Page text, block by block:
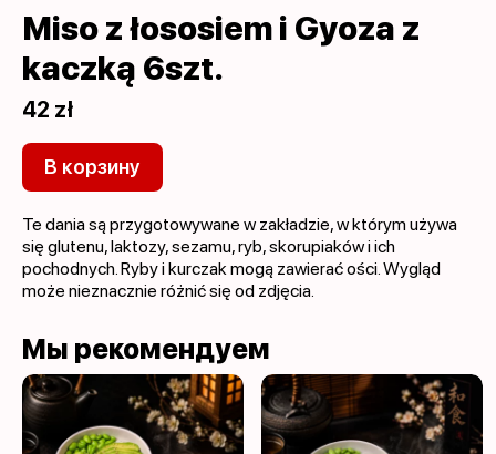
Miso z łososiem i Gyoza z
kaczką 6szt.
42 zł
В корзину
Te dania są przygotowywane w zakładzie, w którym używa
się glutenu, laktozy, sezamu, ryb, skorupiaków i ich
pochodnych. Ryby i kurczak mogą zawierać ości. Wygląd
może nieznacznie różnić się od zdjęcia.
Мы рекомендуем